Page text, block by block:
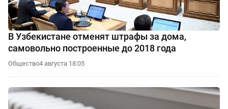
В Узбекистане отменят штрафы за дома,
самовольно построенные до 2018 года
Общество4 августа 18:05